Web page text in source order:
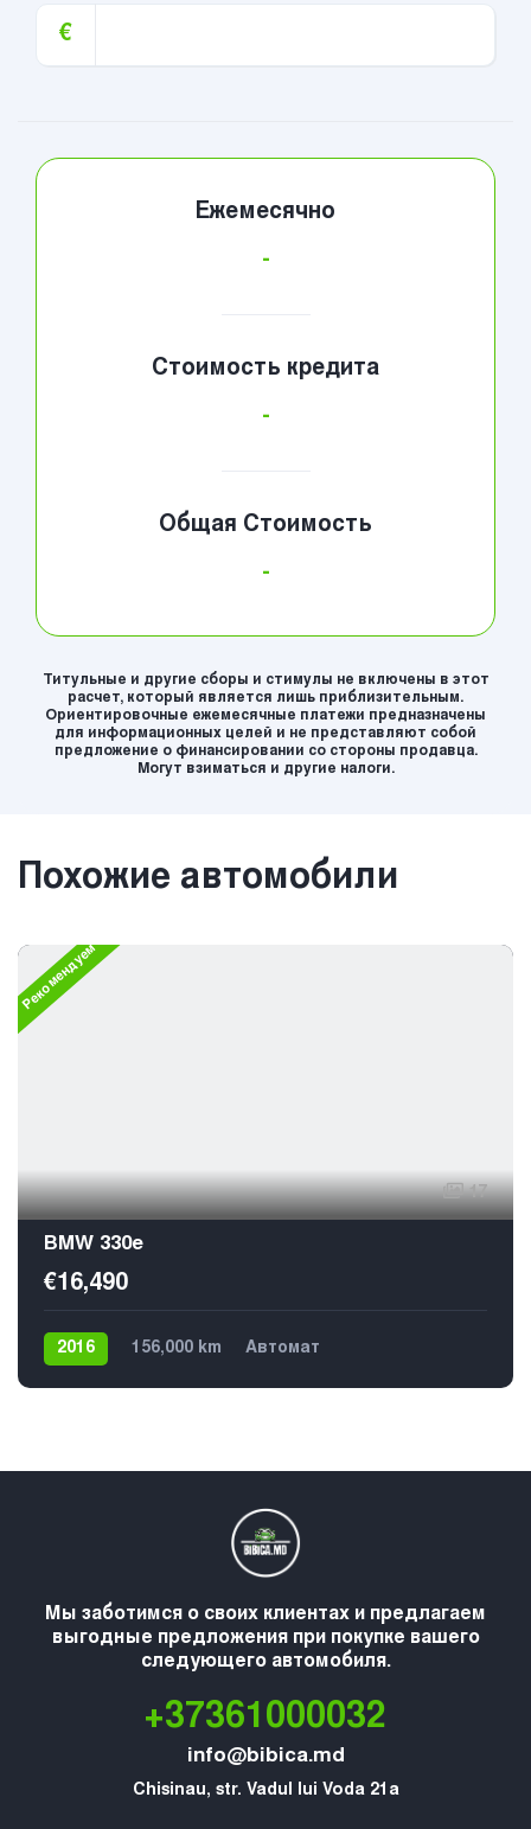
€
Ежемесячно
-
Стоимость кредита
-
Общая Стоимость
-
Титульные и другие сборы и стимулы не включены в этот
расчет, который является лишь приблизительным.
Ориентировочные ежемесячные платежи предназначены
для информационных целей и не представляют собой
предложение о финансировании со стороны продавца.
Могут взиматься и другие налоги.
Похожие автомобили
Рекомендуем
17
BMW 330e
€16,490
2016 156,000 km
Автомат
Мы заботимся о своих клиентах и предлагаем
выгодные предложения при покупке вашего
следующего автомобиля.
+37361000032
info@bibica.md
Chisinau, str. Vadul lui Voda 21a